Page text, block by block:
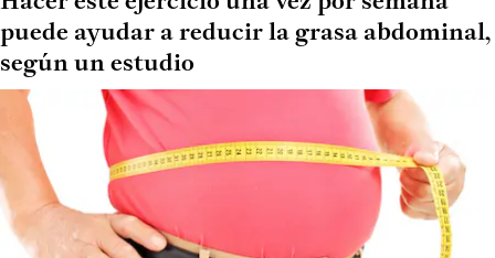
puede ayudar a reducir la grasa abdominal,
según un estudio